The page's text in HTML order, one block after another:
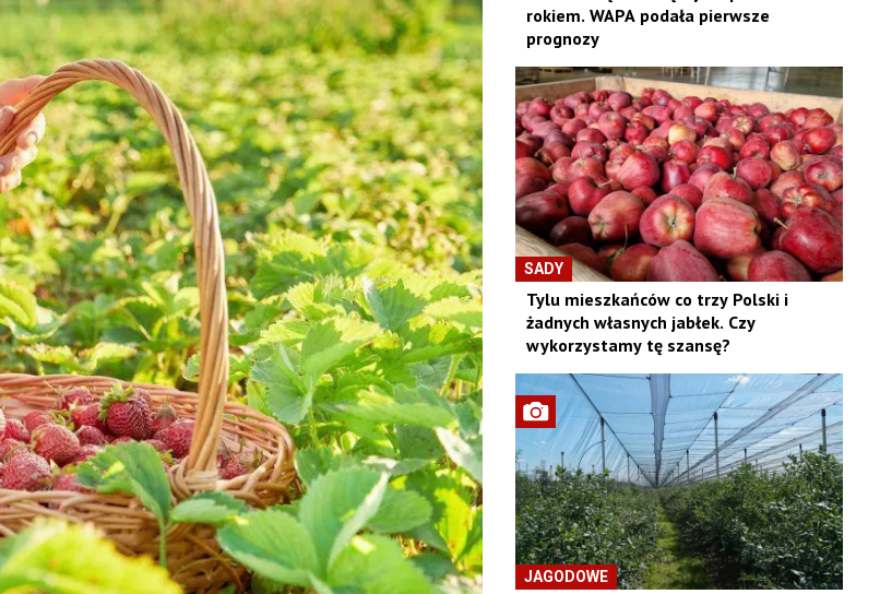
rokiem. WAPA podała pierwsze
prognozy
SADY
Tylu mieszkańców co trzy Polski i
żadnych własnych jabłek. Czy
wykorzystamy tę szansę?
JAGODOWE